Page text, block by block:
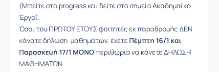
(Μπείτε στο progress και δείτε στο σημείο Ακαδημαϊκό
Έργο).
Όσοι του ΠΡΩΤΟΥ ΕΤΟΥΣ φοιτητές εκ παραδρομής ΔΕΝ
κάνατε δήλωση μαθημάτων, έχετε Πέμπτη 16/1 και
Παρασκευή 17/1 ΜΟΝΟ περιθώριο να κάνετε ΔΗΛΩΣΗ
ΜΑΘΗΜΑΤΩΝ